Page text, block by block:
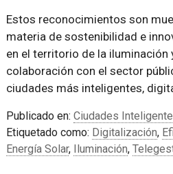
Estos reconocimientos son
materia de sostenibilidad e
en el territorio de la iluminación
colaboración con el sector
ciudades más inteligentes,
Publicado en: Ciudades
Etiquetado como: Digitalización,
Energía Solar, Iluminación,